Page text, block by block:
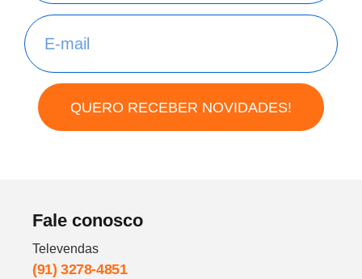
QUERO RECEBER NOVIDADES!
Fale conosco
Televendas
(91) 3278-4851